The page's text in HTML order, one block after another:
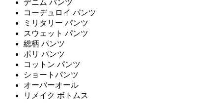
デニム パンツ
コーデュロイ パンツ
ミリタリー パンツ
スウェット パンツ
総柄 パンツ
ポリ パンツ
コットン パンツ
ショートパンツ
オーバーオール
リメイク ボトムス